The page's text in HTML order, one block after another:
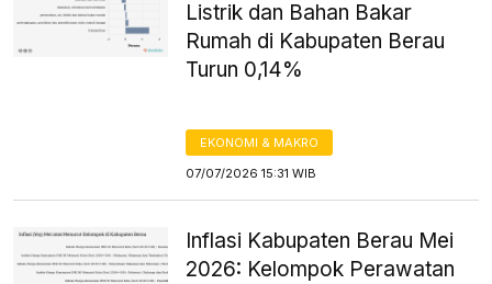
Listrik dan Bahan Bakar
Rumah di Kabupaten Berau
Turun 0,14%
EKONOMI & MAKRO
07/07/2026 15:31 WIB
Inflasi Kabupaten Berau Mei
2026: Kelompok Perawatan